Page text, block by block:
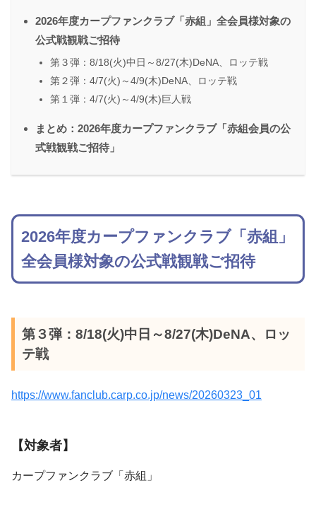
2026年度カープファンクラブ「赤組」全会員様対象の
公式戦観戦ご招待
第３弾：8/18(火)中日～8/27(木)DeNA、ロッテ戦
第２弾：4/7(火)～4/9(木)DeNA、ロッテ戦
第１弾：4/7(火)～4/9(木)巨人戦
まとめ：2026年度カープファンクラブ「赤組会員の公
式戦観戦ご招待」
2026年度カープファンクラブ「赤組」
全会員様対象の公式戦観戦ご招待
第３弾：8/18(火)中日～8/27(木)DeNA、ロッ
テ戦
https://www.fanclub.carp.co.jp/news/20260323_01
【対象者】
カープファンクラブ「赤組」